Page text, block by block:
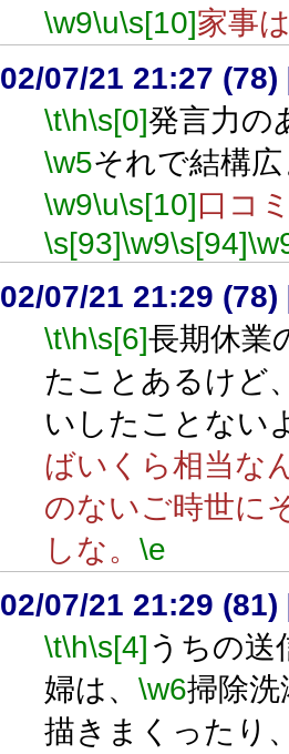
\w9\u\s[10]家事
02/07/21 21:27 (78)
\t\h\s[0]発言力の
\w5それで結構
\w9\u\s[10] 口コ
\s[93]\w9\s[94]
02/07/21 21:29 (78)
\t\h\s[6]長期休業
たことあるけど
いしたことない
ばいくら相当な
のないご時世に
しな。 \e
02/07/21 21:29 (81)
\t\h\s[4] うちの送
婦は、 \w6掃除
描きまくったり